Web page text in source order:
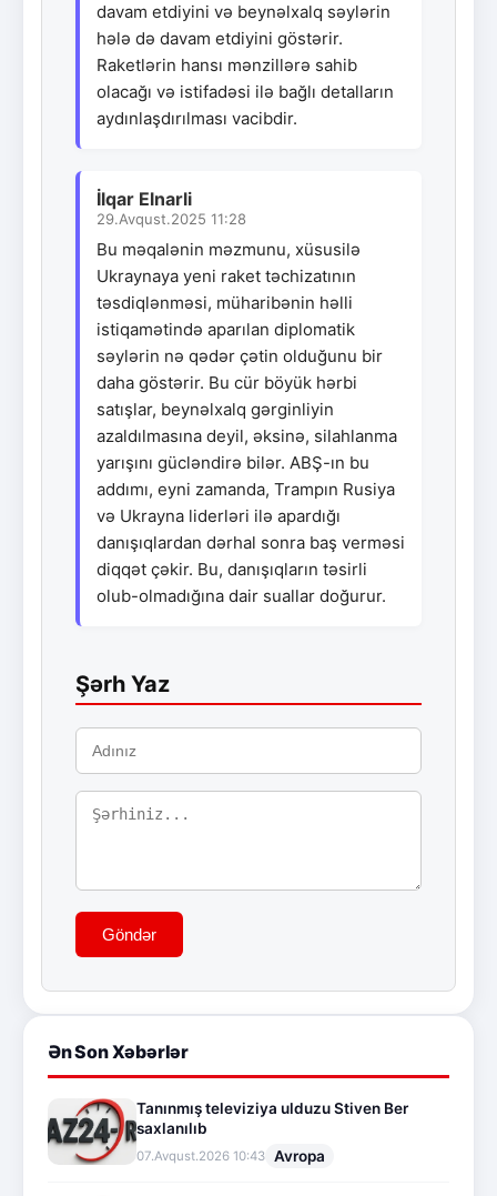
davam etdiyini və beynəlxalq səylərin
hələ də davam etdiyini göstərir.
Raketlərin hansı mənzillərə sahib
olacağı və istifadəsi ilə bağlı detalların
aydınlaşdırılması vacibdir.
İlqar Elnarli
29.Avqust.2025 11:28
Bu məqalənin məzmunu, xüsusilə
Ukraynaya yeni raket təchizatının
təsdiqlənməsi, müharibənin həlli
istiqamətində aparılan diplomatik
səylərin nə qədər çətin olduğunu bir
daha göstərir. Bu cür böyük hərbi
satışlar, beynəlxalq gərginliyin
azaldılmasına deyil, əksinə, silahlanma
yarışını gücləndirə bilər. ABŞ-ın bu
addımı, eyni zamanda, Trampın Rusiya
və Ukrayna liderləri ilə apardığı
danışıqlardan dərhal sonra baş verməsi
diqqət çəkir. Bu, danışıqların təsirli
olub-olmadığına dair suallar doğurur.
Şərh Yaz
Göndər
Ən Son Xəbərlər
Tanınmış televiziya ulduzu Stiven Ber
saxlanılıb
07.Avqust.2026 10:43 Avropa